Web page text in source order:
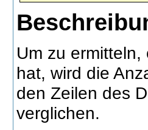
Um zu
hat, wird die
den Zeilen des
verglichen.